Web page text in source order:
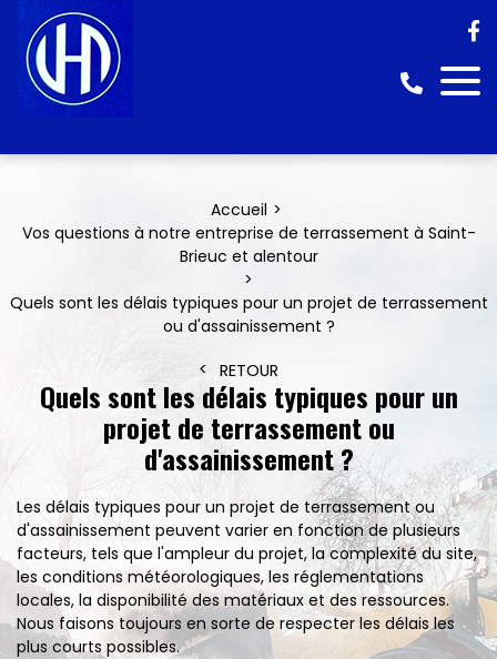
Accueil
Vos questions à notre entreprise de terrassement à Saint-
Brieuc et alentour
Quels sont les délais typiques pour un projet de terrassement
ou d'assainissement ?
RETOUR
Quels sont les délais typiques pour un
projet de terrassement ou
d'assainissement ?
Les délais typiques pour un projet de terrassement ou
d'assainissement peuvent varier en fonction de plusieurs
facteurs, tels que l'ampleur du projet, la complexité du site,
les conditions météorologiques, les réglementations
locales, la disponibilité des matériaux et des ressources.
Nous faisons toujours en sorte de respecter les délais les
plus courts possibles.